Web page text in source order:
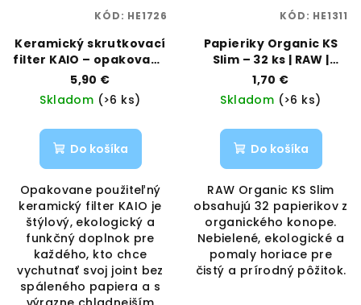
Keramický skrutkovací
filter KAIO – opakovane
použiteľný | Vaporama
5,90 €
Skladom (>6 ks)
Do košíka
Opakovane použiteľný
keramický filter KAIO je
štýlový, ekologický a
funkčný doplnok pre
každého, kto chce
vychutnať svoj joint bez
spáleného papiera a s
KÓD: HE1726
Papieriky Organic KS
Slim – 32 ks | RAW |
Vaporama
1,70 €
Skladom (>6 ks)
Do košíka
RAW Organic KS Slim
obsahujú 32 papierikov z
organického konope.
Nebielené, ekologické a
pomaly horiace pre
čistý a prírodný pôžitok.
KÓD: HE1311